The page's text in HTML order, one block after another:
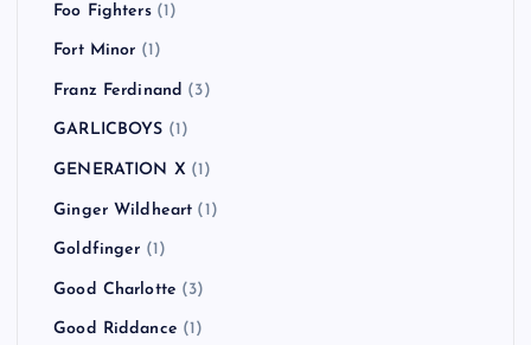
Foo Fighters(1)
Fort Minor (1)
Franz Ferdinand (3)
GARLICBOYS (1)
GENERATION X (1)
Ginger Wildheart (1)
Goldfinger (1)
Good Charlotte (3)
Good Riddance (1)